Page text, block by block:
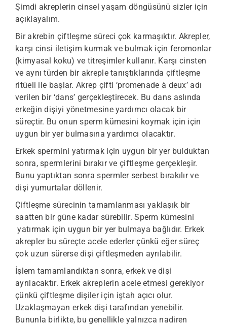
Şimdi akreplerin cinsel yaşam döngüsünü sizler için
açıklayalım.
Bir akrebin çiftleşme süreci çok karmaşıktır. Akrepler,
karşı cinsi iletişim kurmak ve bulmak için feromonlar
(kimyasal koku) ve titreşimler kullanır. Karşı cinsten
ve aynı türden bir akreple tanıştıklarında çiftleşme
ritüeli ile başlar. Akrep çifti ‘promenade à deux’ adı
verilen bir ‘dans’ gerçekleştirecek. Bu dans aslında
erkeğin dişiyi yönetmesine yardımcı olacak bir
süreçtir. Bu onun sperm kümesini koymak için için
uygun bir yer bulmasına yardımcı olacaktır.
Erkek spermini yatırmak için uygun bir yer bulduktan
sonra, spermlerini bırakır ve çiftleşme gerçekleşir.
Bunu yaptıktan sonra spermler serbest bırakılır ve
dişi yumurtalar döllenir.
Çiftleşme sürecinin tamamlanması yaklaşık bir
saatten bir güne kadar sürebilir. Sperm kümesini
yatırmak için uygun bir yer bulmaya bağlıdır. Erkek
akrepler bu süreçte acele ederler çünkü eğer süreç
çok uzun sürerse dişi çiftleşmeden ayrılabilir.
İşlem tamamlandıktan sonra, erkek ve dişi
ayrılacaktır. Erkek akreplerin acele etmesi gerekiyor
çünkü çiftleşme dişiler için iştah açıcı olur.
Uzaklaşmayan erkek dişi tarafından yenebilir.
Bununla birlikte, bu genellikle yalnızca nadiren